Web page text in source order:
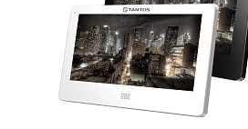
Купить в 1 клик
Сравнение
В избранное
В наличии